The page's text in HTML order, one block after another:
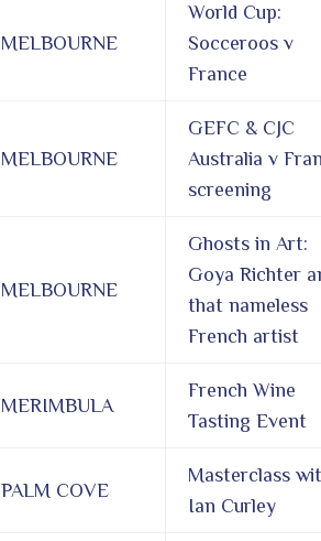
MELBOURNE
World Cup:
Socceroos v
France
MELBOURNE
GEFC & CJC
Australia v
screening
MELBOURNE
Ghosts in Art:
Goya Richter
that nameless
French artist
MERIMBULA
French Wine
Tasting Event
PALM COVE
Masterclass
Ian Curley